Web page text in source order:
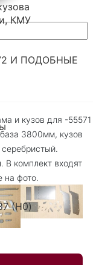
КМУ
И ПОДОБНЫЕ
(H0)
и кузов для -55571
3800мм, кузов
В комплект входят
на фото.